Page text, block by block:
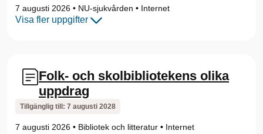
n
7 augusti 2026 • NU-sjukvården • Internet
Visa fler uppgifter
Folk- och skolbibliotekens olika
uppdrag
Tillgänglig till: 7 augusti 2028
7 augusti 2026 • Bibliotek och litteratur • Internet